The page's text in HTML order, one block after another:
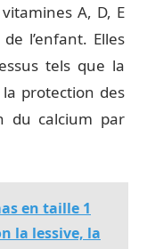
A, D, E
l’enfant. Elles
tels que la
protection des
du calcium par
en taille 1
la lessive, la